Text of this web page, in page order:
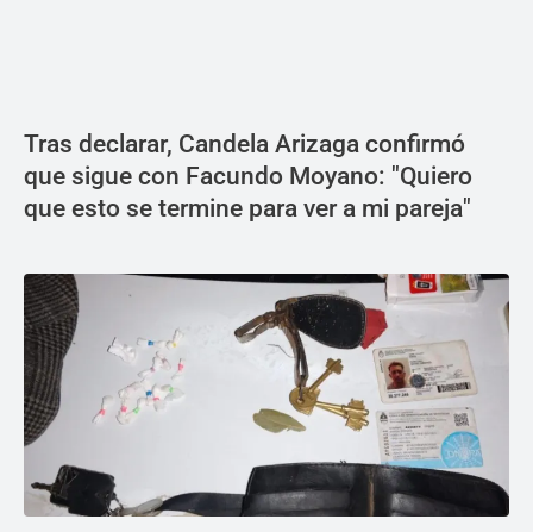
Tras declarar, Candela Arizaga confirmó
que sigue con Facundo Moyano: "Quiero
que esto se termine para ver a mi pareja"